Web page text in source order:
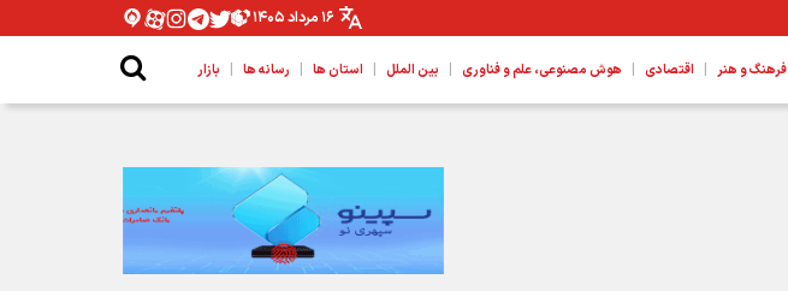
۱۶ مرداد ۱۴۰۵
فرهنگ و هنر | اقتصادی | هوش مصنوعی، علم و فناوری | بین الملل | استان ها | رسانه ها | بازار